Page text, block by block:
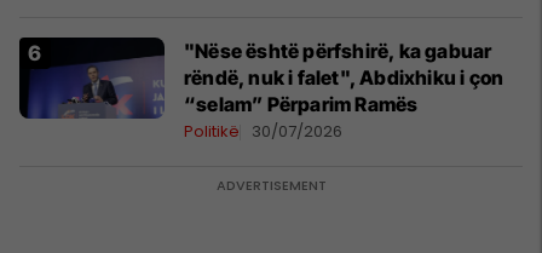
"Nëse është përfshirë, ka gabuar
rëndë, nuk i falet", Abdixhiku i çon
“selam” Përparim Ramës
Politikë 30/07/2026